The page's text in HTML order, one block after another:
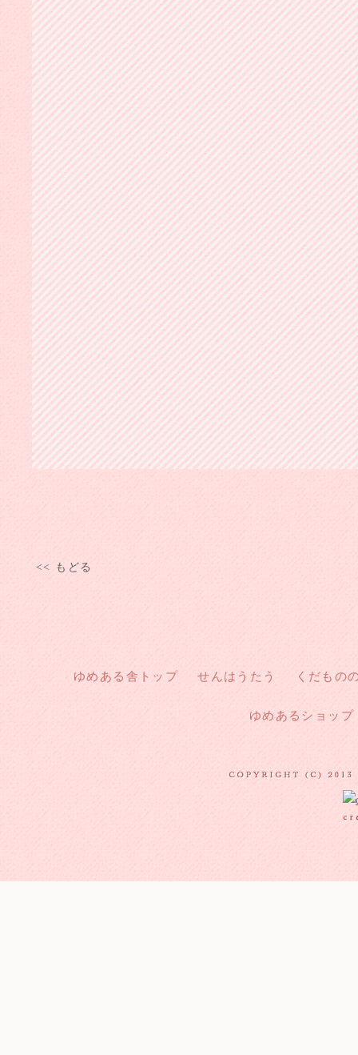
<< もどる
ゆめある舎トップ せんはうたう くだもの
ゆめあるショップ